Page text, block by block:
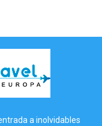
a inolvidables